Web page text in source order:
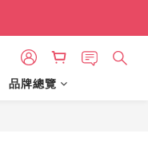
品牌總覽